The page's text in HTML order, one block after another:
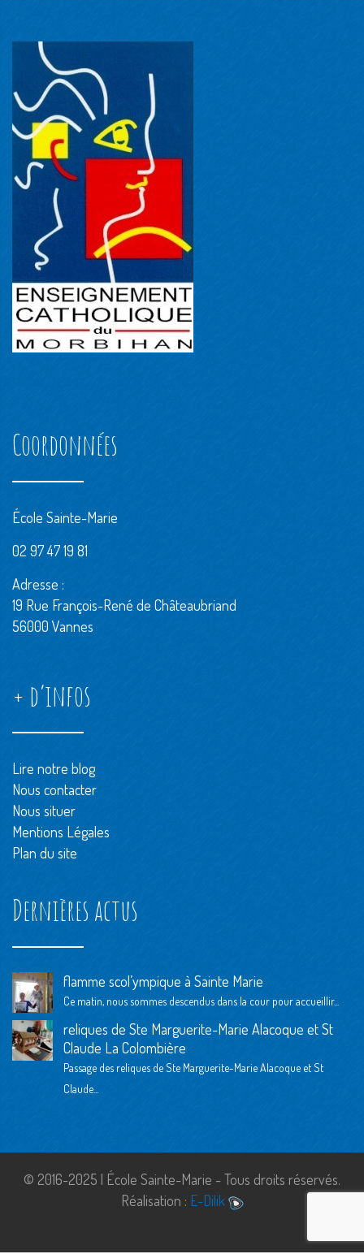
Coordonnées
École Sainte-Marie
02 97 47 19 81
Adresse :
19 Rue François-René de Châteaubriand
56000 Vannes
+ d’infos
Lire notre blog
Nous contacter
Nous situer
Mentions Légales
Plan du site
Dernières actus
flamme scol’ympique à Sainte Marie
Ce matin, nous sommes descendus dans la cour pour accueillir...
reliques de Ste Marguerite-Marie Alacoque et St
Claude La Colombière
Passage des reliques de Ste Marguerite-Marie Alacoque et St
Claude...
© 2016-2025 | École Sainte-Marie - Tous droits réservés.
Réalisation : E-Dilik